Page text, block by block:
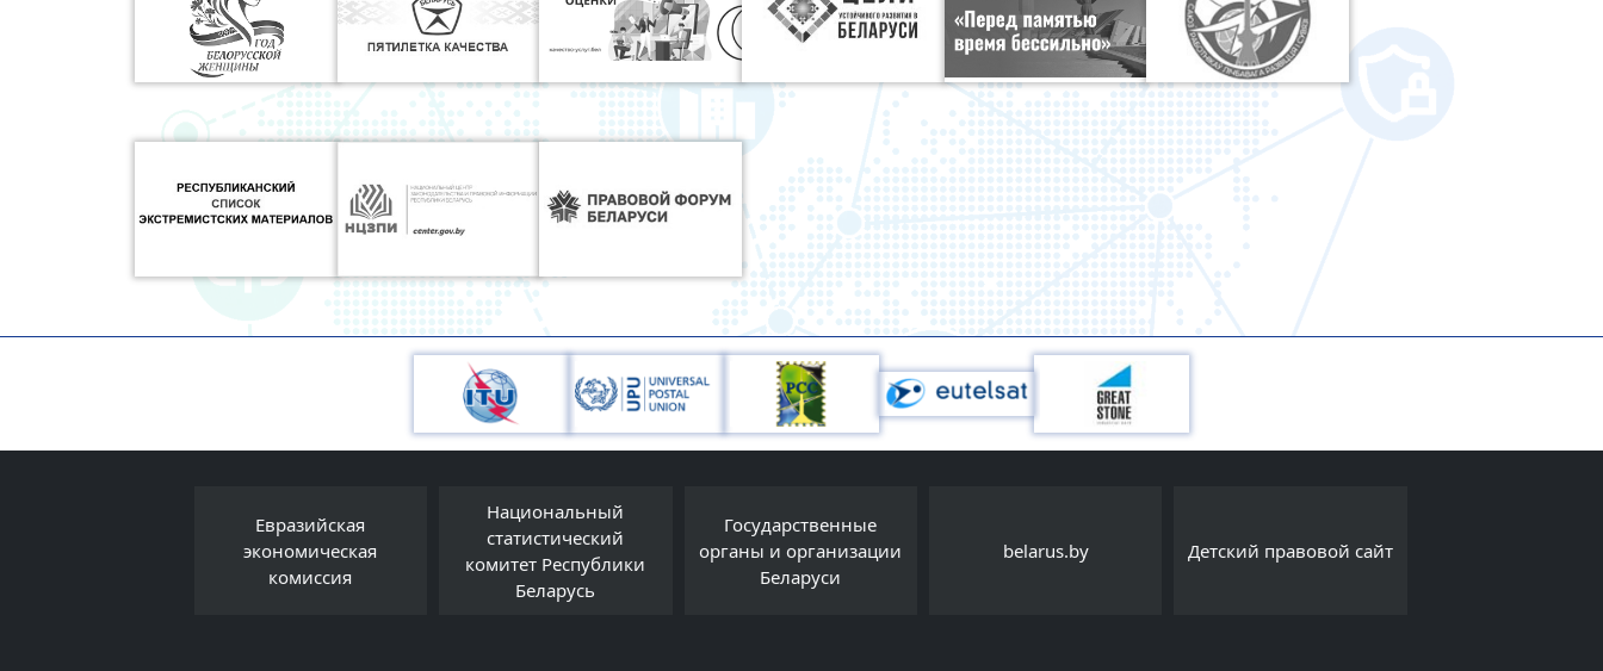
Евразийская
экономическая
комиссия
Национальный
статистический
комитет Республики
Беларусь
Государственные
органы и организации
Беларуси
belarus.by Детский правовой сайт